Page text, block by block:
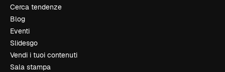
Cerca tendenze
Blog
Eventi
Slidesgo
Vendi i tuoi contenuti
Sala stampa